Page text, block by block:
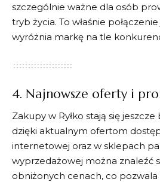
szczególnie ważne dla osób
tryb życia. To właśnie
wyróżnia markę na tle
4. Najnowsze oferty i
Zakupy w Ryłko stają się
dzięki aktualnym ofertom
internetowej oraz w sklepach
wyprzedażowej można znaleźć
obniżonych cenach, co